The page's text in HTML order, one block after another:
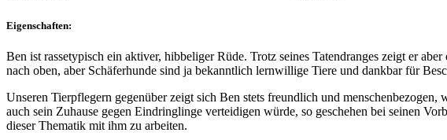
Eigenschaften:
Ben ist rassetypisch ein aktiver, hibbeliger Rüde. Trotz seines Tatendranges zeigt er
nach oben, aber Schäferhunde sind ja bekanntlich lernwillige Tiere und dankbar für
Unseren Tierpflegern gegenüber zeigt sich Ben stets freundlich und
auch sein Zuhause gegen Eindringlinge verteidigen würde, so geschehen bei seinen
dieser Thematik mit ihm zu arbeiten.